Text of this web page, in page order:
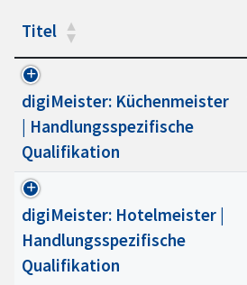
Titel
digiMeister: Küchenmeister
| Handlungsspezifische
Qualifikation
digiMeister: Hotelmeister |
Handlungsspezifische
Qualifikation